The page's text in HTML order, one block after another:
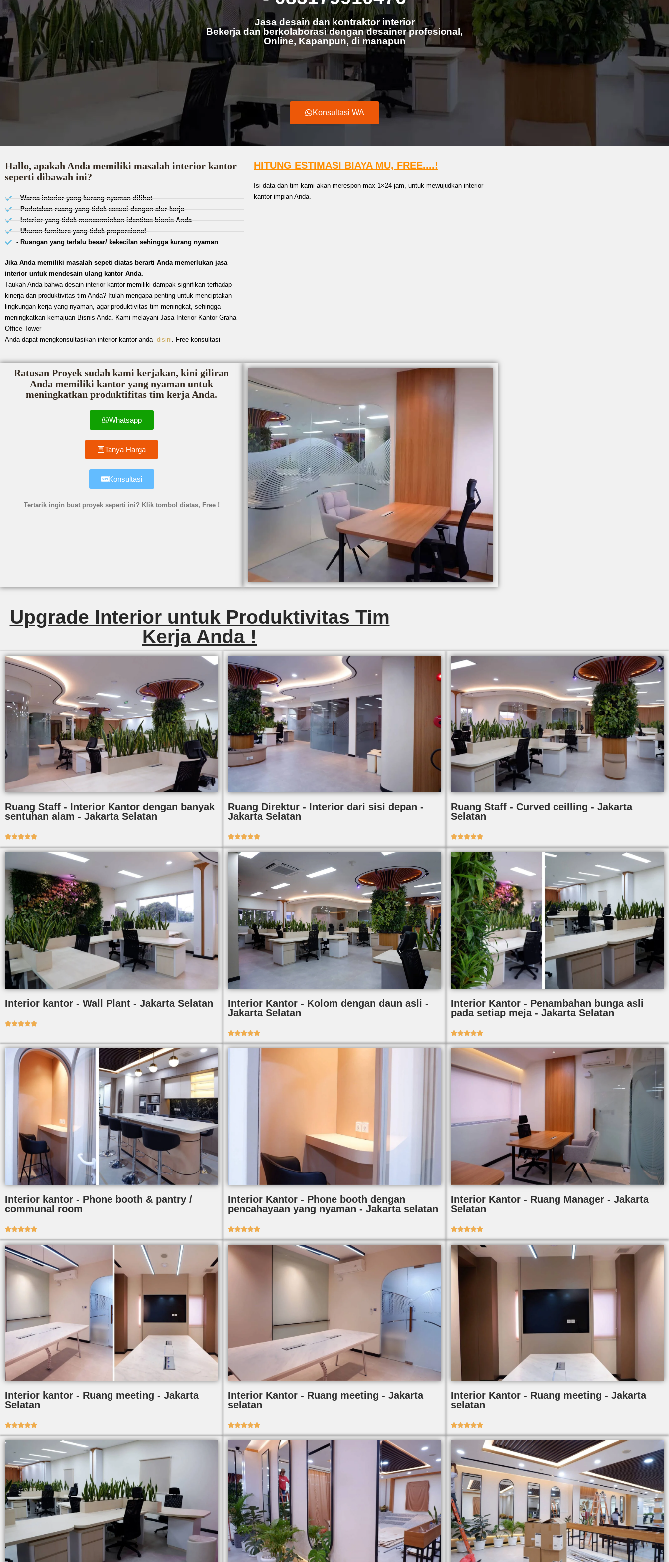
Jasa desain dan kontraktor interior
Bekerja dan berkolaborasi dengan desainer profesional,
Online, Kapanpun, di manapun
Konsultasi WA
Hallo, apakah Anda memiliki masalah interior kantor
seperti dibawah ini?
- Warna interior yang kurang nyaman dilihat
- Perletakan ruang yang tidak sesuai dengan alur kerja
- Interior yang tidak mencerminkan identitas bisnis Anda
- Ukuran furniture yang tidak proporsional
- Ruangan yang terlalu besar/ kekecilan sehingga kurang nyaman
Jika Anda memiliki masalah sepeti diatas berarti Anda memerlukan jasa
interior untuk mendesain ulang kantor Anda.
Taukah Anda bahwa desain interior kantor memiliki dampak signifikan terhadap
kinerja dan produktivitas tim Anda? Itulah mengapa penting untuk menciptakan
lingkungan kerja yang nyaman, agar produktivitas tim meningkat, sehingga
meningkatkan kemajuan Bisnis Anda. Kami melayani Jasa Interior Kantor Graha
Office Tower
Anda dapat mengkonsultasikan interior kantor anda disini. Free konsultasi !
HITUNG ESTIMASI BIAYA MU, FREE....!
Isi data dan tim kami akan merespon max 1×24 jam, untuk mewujudkan interior
kantor impian Anda.
Ratusan Proyek sudah kami kerjakan, kini giliran
Anda memiliki kantor yang nyaman untuk
meningkatkan produktifitas tim kerja Anda.
Whatsapp
Tanya Harga
Konsultasi
Tertarik ingin buat proyek seperti ini? Klik tombol diatas, Free !
Upgrade Interior untuk Produktivitas Tim
Kerja Anda !
Ruang Staff - Interior Kantor dengan banyak
sentuhan alam - Jakarta Selatan

Ruang Direktur - Interior dari sisi depan -
Jakarta Selatan

Ruang Staff - Curved ceilling - Jakarta
Selatan

Interior kantor - Wall Plant - Jakarta Selatan

Interior Kantor - Kolom dengan daun asli -
Jakarta Selatan

Interior Kantor - Penambahan bunga asli
pada setiap meja - Jakarta Selatan

Interior kantor - Phone booth & pantry /
communal room

Interior Kantor - Phone booth dengan
pencahayaan yang nyaman - Jakarta selatan

Interior Kantor - Ruang Manager - Jakarta
Selatan

Interior kantor - Ruang meeting - Jakarta
Selatan

Interior Kantor - Ruang meeting - Jakarta
selatan

Interior Kantor - Ruang meeting - Jakarta
selatan
